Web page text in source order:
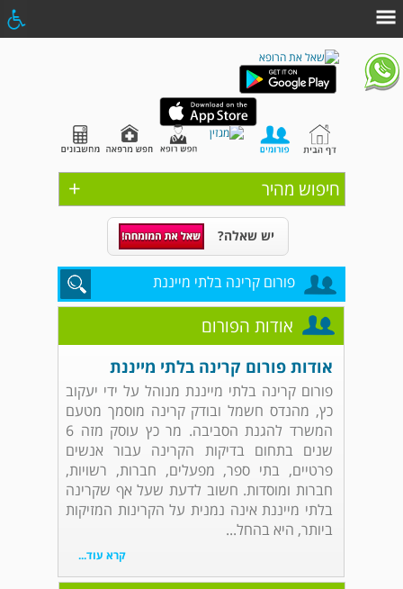
+ חיפוש מהיר
יש שאלה?
פורום קרינה בלתי מייננת
אודות הפורום
אודות פורום קרינה בלתי מייננת
פורום קרינה בלתי מייננת מנוהל על ידי יעקוב
כץ, מהנדס חשמל ובודק קרינה מוסמך מטעם
המשרד להגנת הסביבה. מר כץ עוסק מזה 6
שנים בתחום בדיקות הקרינה עבור אנשים
פרטיים, בתי ספר, מפעלים, חברות, רשויות,
חברות ומוסדות. חשוב לדעת שעל אף שקרינה
בלתי מייננת אינה נמנית על הקרינות המזיקות
ביותר, היא בהחל...
קרא עוד...